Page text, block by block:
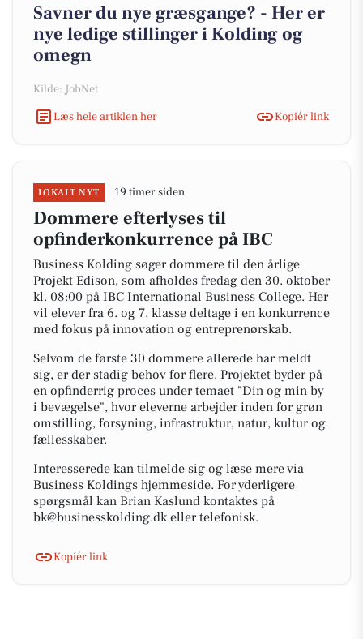
Savner du nye græsgange? - Her er
nye ledige stillinger i Kolding og
omegn
Kilde: JobNet
Læs hele artiklen her
Kopiér link
LOKALT NYT 19 timer siden
Dommere efterlyses til
opfinderkonkurrence på IBC
Business Kolding søger dommere til den årlige
Projekt Edison, som afholdes fredag den 30. oktober
kl. 08:00 på IBC International Business College. Her
vil elever fra 6. og 7. klasse deltage i en konkurrence
med fokus på innovation og entreprenørskab.
Selvom de første 30 dommere allerede har meldt
sig, er der stadig behov for flere. Projektet byder på
en opfinderrig proces under temaet "Din og min by
i bevægelse", hvor eleverne arbejder inden for grøn
omstilling, forsyning, infrastruktur, natur, kultur og
fællesskaber.
Interesserede kan tilmelde sig og læse mere via
Business Koldings hjemmeside. For yderligere
spørgsmål kan Brian Kaslund kontaktes på
bk@businesskolding.dk eller telefonisk.
Kopiér link